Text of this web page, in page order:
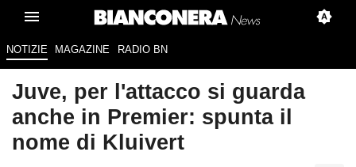
NOTIZIE MAGAZINE RADIO BN
Juve, per l'attacco si guarda
anche in Premier: spunta il
nome di Kluivert